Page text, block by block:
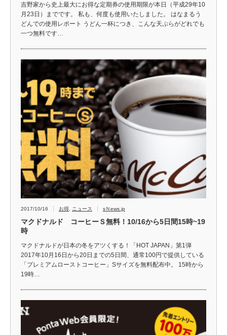
吉野家から史上最大にお得な定期券の使用期限が本日（平成29年10
月23日）までです。 私も、何度も使用いたしました。 はなまるう
どんでの使用レポート うどん一杯につき、こんな天ぷらがどれでも
一つ無料です…
2017/10/16 お得 ニュース sＮews.jp
マクドナルド コーヒーＳ無料！10/16から5日間15時~19
時
マクドナルドが日本の冬をアツくする！「HOT JAPAN」第1弾
2017年10月16日から20日までの5日間、通常100円で提供している
「プレミアムローストコーヒー」Sサイズを無料配布中。 15時から
19時…